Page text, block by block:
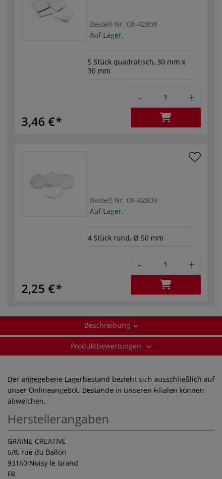
Bestell-Nr. 08-42808
Auf Lager.
5 Stück quadratisch, 30 mm x
30 mm
3,46 €
- +
Bestell-Nr. 08-42809
Auf Lager.
4 Stück rund, Ø 50 mm
2,25 €
- +
Beschreibung
Produktbewertungen
Der angegebene Lagerbestand bezieht sich ausschließlich auf
unser Onlineangebot. Bestände in unseren Filialen können
abweichen.
Herstellerangaben
GRAINE CREATIVE
6/8, rue du Ballon
93160 Noisy le Grand
FR